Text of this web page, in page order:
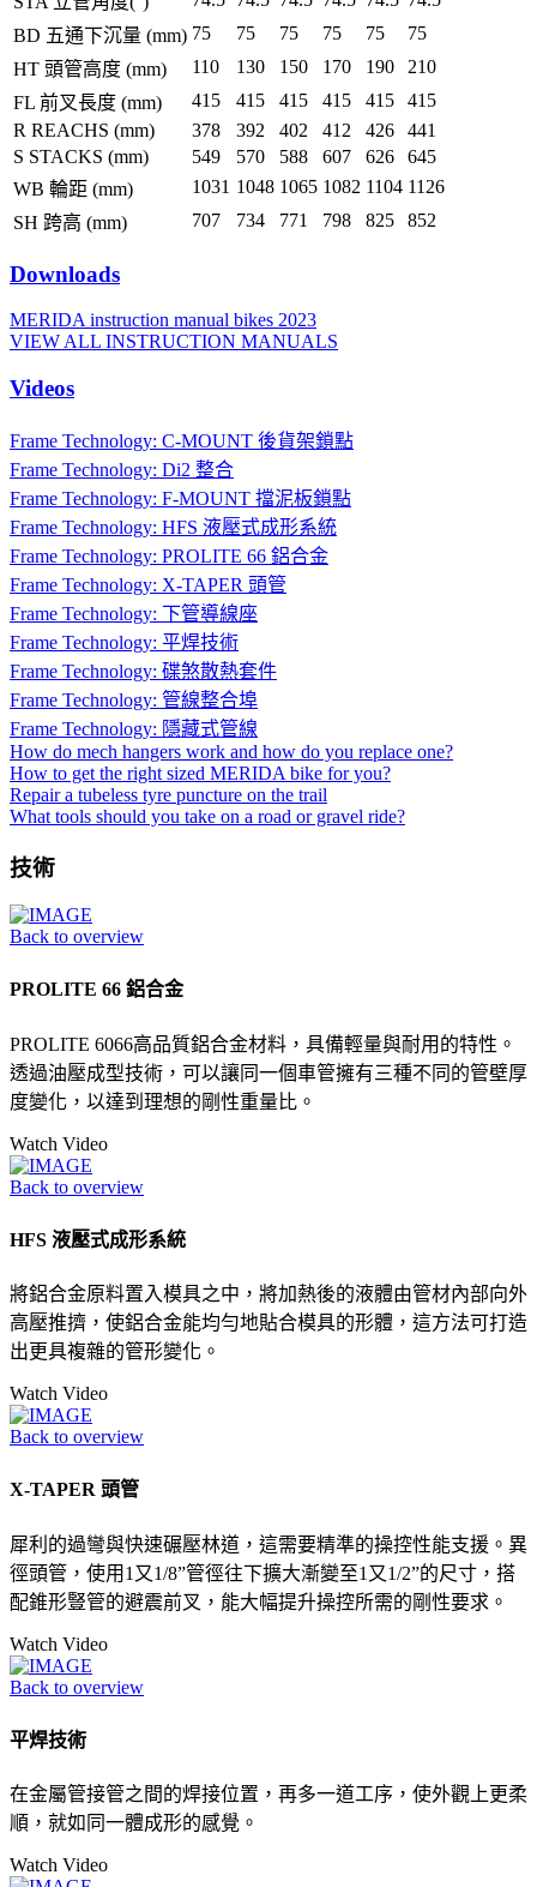
BD 五通下沉量 (mm) 75 75 75 75 75
75
HT 頭管高度 (mm)
110 130 150 170 190
210
FL 前叉長度 (mm)
415 415 415 415 415
415
R REACHS (mm)
378 392 402 412 426
441
S STACKS (mm)
549 570 588 607 626
645
WB 輪距 (mm)
1031 1048 1065 1082 1104 1126
SH 跨高 (mm)
707 734 771 798 825 852
Downloads
MERIDA instruction manual bikes 2023
VIEW ALL INSTRUCTION MANUALS
Videos
Frame Technology: C-MOUNT 後貨架鎖點
Frame Technology: Di2 整合
Frame Technology: F-MOUNT 擋泥板鎖點
Frame Technology: HFS 液壓式成形系統
Frame Technology: PROLITE 66 鋁合金
Frame Technology: X-TAPER 頭管
Frame Technology: 下管導線座
Frame Technology: 平焊技術
Frame Technology: 碟煞散熱套件
Frame Technology: 管線整合埠
Frame Technology: 隱藏式管線
How do mech hangers work and how do you replace one?
How to get the right sized MERIDA bike for you?
Repair a tubeless tyre puncture on the trail
What tools should you take on a road or gravel ride?
技術
Back to overview
PROLITE 66 鋁合金
PROLITE 6066高品質鋁合金材料，具備輕量與耐用的特性。
透過油壓成型技術，可以讓同一個車管擁有三種不同的管壁厚
度變化，以達到理想的剛性重量比。
Watch Video
Back to overview
HFS 液壓式成形系統
將鋁合金原料置入模具之中，將加熱後的液體由管材內部向外
高壓推擠，使鋁合金能均勻地貼合模具的形體，這方法可打造
出更具複雜的管形變化。
Watch Video
Back to overview
X-TAPER 頭管
犀利的過彎與快速碾壓林道，這需要精準的操控性能支援。異
徑頭管，使用1又1/8”管徑往下擴大漸變至1又1/2”的尺寸，搭
配錐形豎管的避震前叉，能大幅提升操控所需的剛性要求。
Watch Video
Back to overview
平焊技術
在金屬管接管之間的焊接位置，再多一道工序，使外觀上更柔
順，就如同一體成形的感覺。
Watch Video